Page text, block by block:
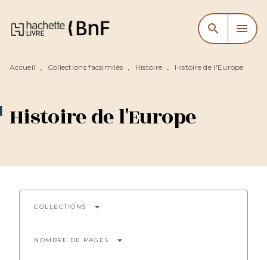
MENU RECHERCHE
CONTENU
search menu
Accueil • Collections facsimilés • Histoire • Histoire de l'Europe
Histoire de l'Europe
COLLECTIONS arrow_drop_down
NOMBRE DE PAGES arrow_drop_down